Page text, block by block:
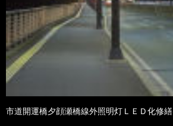
市道開運橋夕顔瀬橋線外照明灯ＬＥＤ化修繕